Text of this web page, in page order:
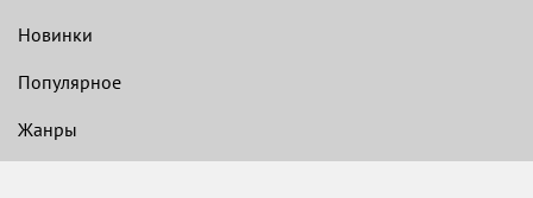
Новинки
Популярное
Жанры